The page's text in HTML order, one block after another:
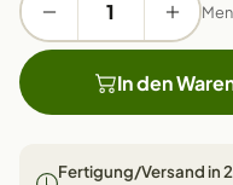
In den
Fertigung/Versand in